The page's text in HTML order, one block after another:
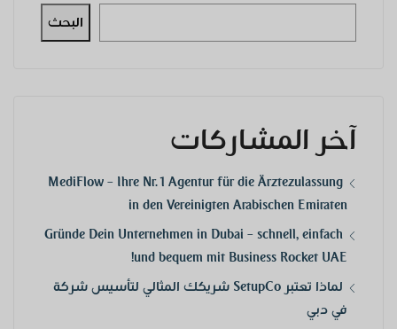
البحث
آخر المشاركات
MediFlow – Ihre Nr. 1 Agentur für die Ärztezulassung
in den Vereinigten Arabischen Emiraten
Gründe Dein Unternehmen in Dubai – schnell, einfach
und bequem mit Business Rocket UAE!
لماذا تعتبر SetupCo شريكك المثالي لتأسيس شركة
في دبي